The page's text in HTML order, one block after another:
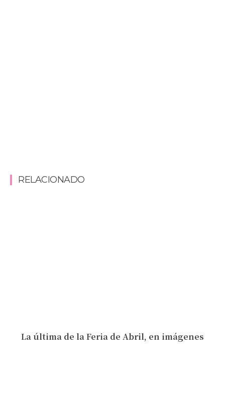
RELACIONADO
La última de la Feria de Abril, en imágenes